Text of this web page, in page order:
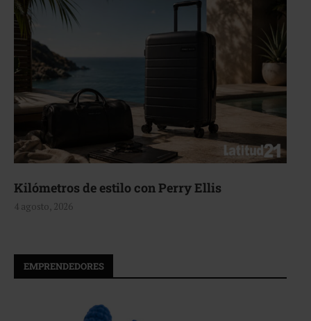
Aerie, texturas que fluyen
4 agosto, 2026
EMPRENDEDORES